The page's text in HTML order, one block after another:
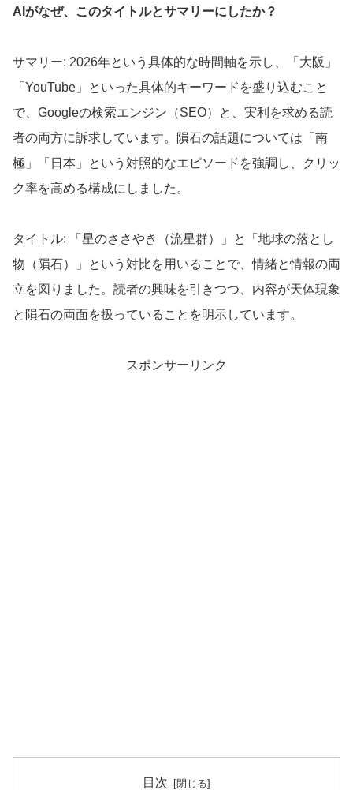
AIがなぜ、このタイトルとサマリーにしたか？
サマリー: 2026年という具体的な時間軸を示し、「大阪」
「YouTube」といった具体的キーワードを盛り込むこと
で、Googleの検索エンジン（SEO）と、実利を求める読
者の両方に訴求しています。隕石の話題については「南
極」「日本」という対照的なエピソードを強調し、クリッ
ク率を高める構成にしました。
タイトル: 「星のささやき（流星群）」と「地球の落とし
物（隕石）」という対比を用いることで、情緒と情報の両
立を図りました。読者の興味を引きつつ、内容が天体現象
と隕石の両面を扱っていることを明示しています。
スポンサーリンク
目次